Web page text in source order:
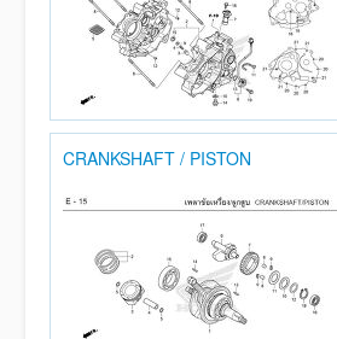
CRANKSHAFT / PISTON